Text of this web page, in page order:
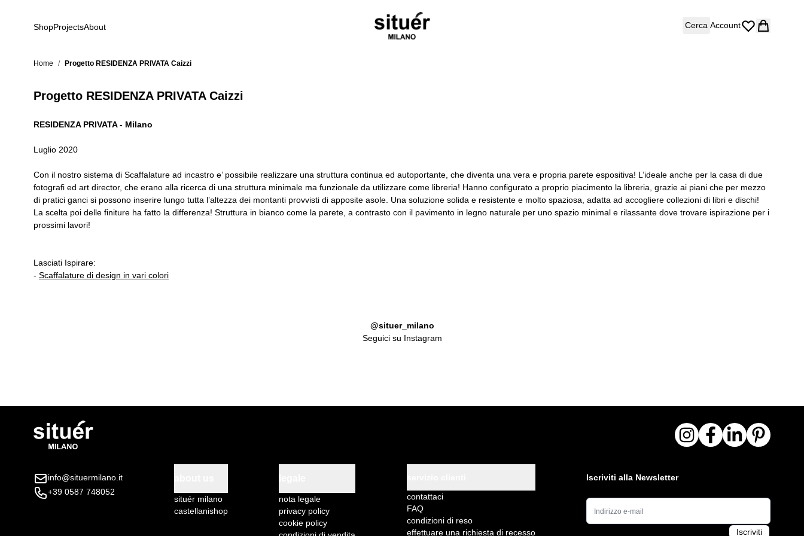
ShopProjectsAbout Cerca Account
Home / Progetto RESIDENZA PRIVATA Caizzi
Progetto RESIDENZA PRIVATA Caizzi
RESIDENZA PRIVATA - Milano
Luglio 2020
Con il nostro sistema di Scaffalature ad incastro e’ possibile realizzare una struttura continua ed autoportante, che diventa una vera e propria parete espositiva! L’ideale anche per la casa di due
fotografi ed art director, che erano alla ricerca di una struttura minimale ma funzionale da utilizzare come libreria! Hanno configurato a proprio piacimento la libreria, grazie ai piani che per mezzo
di pratici ganci si possono inserire lungo tutta l’altezza dei montanti provvisti di apposite asole. Una soluzione solida e resistente e molto spaziosa, adatta ad accogliere collezioni di libri e dischi!
La scelta poi delle finiture ha fatto la differenza! Struttura in bianco come la parete, a contrasto con il pavimento in legno naturale per uno spazio minimal e rilassante dove trovare ispirazione per i
prossimi lavori!
Lasciati Ispirare:
- Scaffalature di design in vari colori
@situer_milano
Seguici su Instagram
info@situermilano.it
+39 0587 748052
situér milano
castellanishop
nota legale
privacy policy
cookie policy
contattaci
FAQ
condizioni di reso
effettuare una richiesta di recesso
Iscriviti alla Newsletter
Indirizzo e-mail
Iscriviti